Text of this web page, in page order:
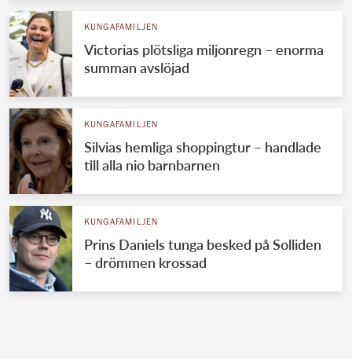
KUNGAFAMILJEN
Victorias plötsliga miljonregn – enorma
summan avslöjad
KUNGAFAMILJEN
Silvias hemliga shoppingtur – handlade
till alla nio barnbarnen
KUNGAFAMILJEN
Prins Daniels tunga besked på Solliden
– drömmen krossad